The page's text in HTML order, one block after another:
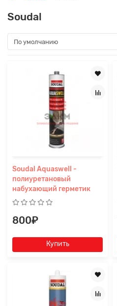
Soudal
Soudal Aquaswell -
полиуретановый
набухающий герметик
800₽
Купить